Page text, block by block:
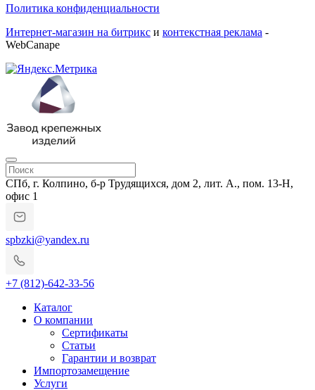
Политика конфиденциальности
Интернет-магазин на битрикс и контекстная реклама -
WebCanape
СПб, г. Колпино, б-р Трудящихся, дом 2, лит. А., пом. 13-Н,
офис 1
spbzki@yandex.ru
+7 (812)-642-33-56
Каталог
О компании
Сертификаты
Статьи
Гарантии и возврат
Импортозамещение
Услуги